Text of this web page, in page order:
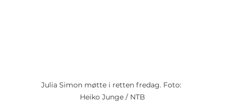
Julia Simon møtte i retten fredag. Foto:
Heiko Junge / NTB